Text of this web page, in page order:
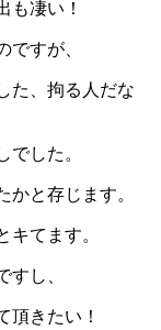
も凄い！
ですが、
た、拘る人だな
でした。
かと存じます。
てます。
すし、
頂きたい！